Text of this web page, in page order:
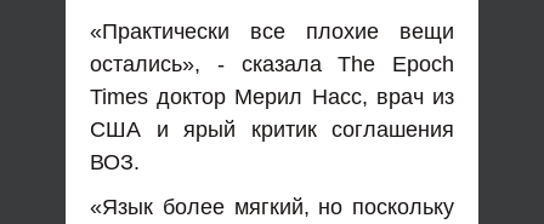
«Практически все плохие вещи
остались», - сказала The Epoch
Times доктор Мерил Насс, врач из
США и ярый критик соглашения
ВОЗ.
«Язык более мягкий, но поскольку